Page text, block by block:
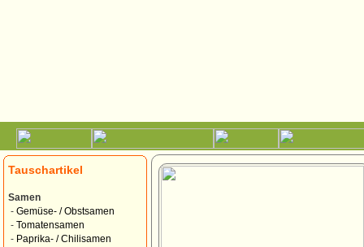
Tauschartikel
Samen
- Gemüse- / Obstsamen
- Tomatensamen
- Paprika- / Chilisamen